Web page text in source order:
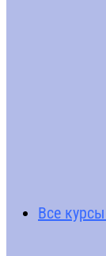
Все курсы